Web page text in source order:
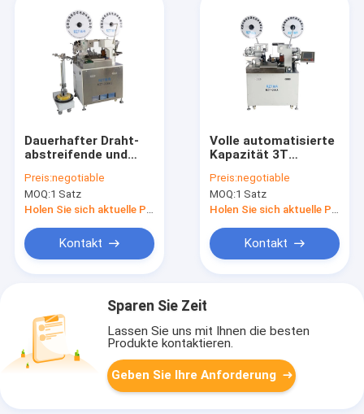
Dauerhafter Draht-
abstreifende und
englische Sprache
gestützt
Preis:negotiable
MOQ:1 Satz
Holen Sie sich aktuelle Preis
Kontakt
Volle automatisierte
Kapazität 3T
Kräuselungsmaschinen-
1. 2 - 1.
Preis:negotiable
MOQ:1 Satz
Holen Sie sich aktuelle Preis
Kontakt
Sparen Sie Zeit
Lassen Sie uns mit Ihnen die besten
Produkte kontaktieren.
Geben Sie Ihre Anforderung